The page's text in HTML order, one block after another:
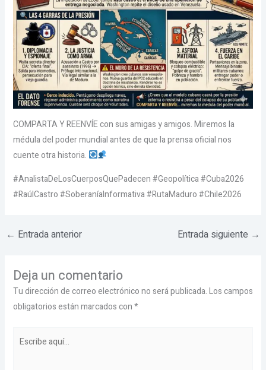
COMPARTA Y REENVÍE con sus amigas y amigos. Miremos la
médula del poder mundial antes de que la prensa oficial nos
cuente otra historia.
#AnalistaDeLosCuerposQuePadecen #Geopolítica #Cuba2026
#RaúlCastro #SoberaníaInformativa #RutaMaduro #Chile2026
← Entrada anterior Entrada siguiente →
Deja un comentario
Tu dirección de correo electrónico no será publicada.Los campos
obligatorios están marcados con*